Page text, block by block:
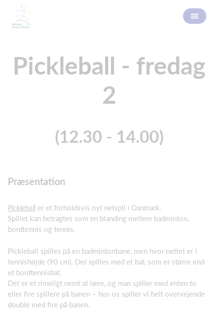
Pickleball - fredag
2
(12.30 - 14.00)
Præsentation
Pickleball er et forholdsvis nyt netspil i Danmark.
Spillet kan betragtes som en blanding mellem badminton,
bordtennis og tennis.
Pickleball spilles på en badmintonbane, men hvor nettet er i
tennishøjde (90 cm). Der spilles med et bat, som er større end
et bordtennisbat.
Det er et rimeligt nemt at lære, og man spiller med enten to
eller fire spillere på banen – hos os spiller vi helt overvejende
double med fire på banen.